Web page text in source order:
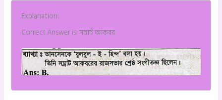
Explanation:
Correct Answer is: সম্রাট আকবর